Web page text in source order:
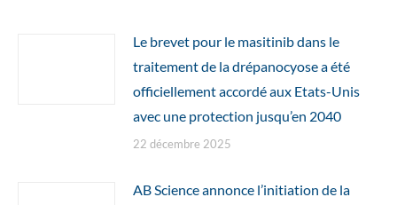
Le brevet pour le masitinib dans le
traitement de la drépanocyose a été
officiellement accordé aux Etats-Unis
avec une protection jusqu’en 2040
22 décembre 2025
AB Science annonce l’initiation de la